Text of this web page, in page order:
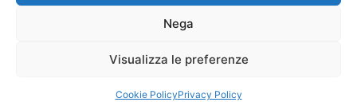
Nega
Visualizza le preferenze
Cookie PolicyPrivacy Policy
Sguardi di Terra | Via Dante, 15 – 20010 Boffalora S/T
Designed by Olivares